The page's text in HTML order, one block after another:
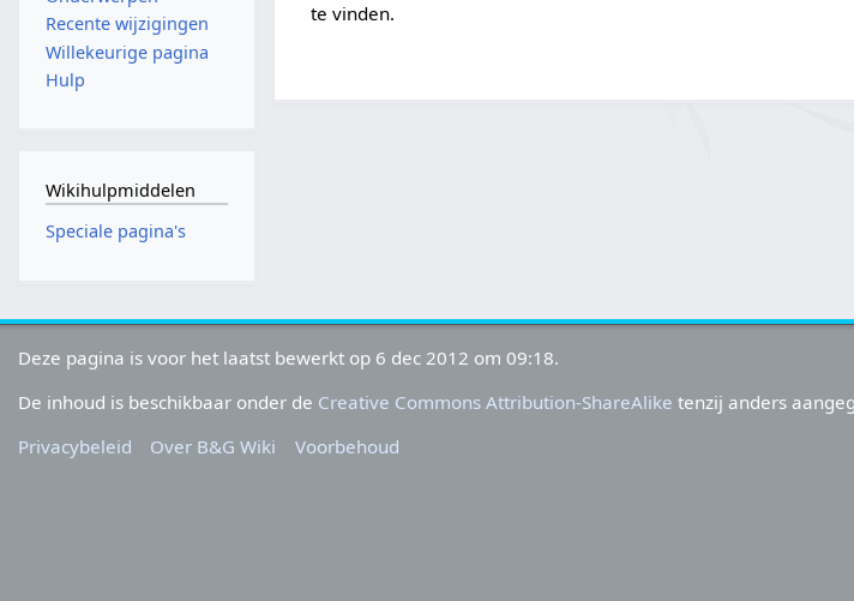
te vinden.
Recente wijzigingen
Willekeurige pagina
Hulp
Wikihulpmiddelen
Speciale pagina's
Deze pagina is voor het laatst bewerkt op 6 dec 2012 om 09:18.
De inhoud is beschikbaar onder de Creative Commons Attribution-ShareAlike tenzij anders
Privacybeleid
Over B&G Wiki Voorbehoud